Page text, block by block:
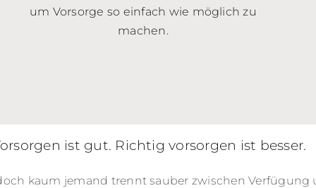
um Vorsorge so einfach wie möglich zu
machen.
ist gut. Richtig vorsorgen ist besser.
kaum jemand trennt sauber zwischen Verfügung